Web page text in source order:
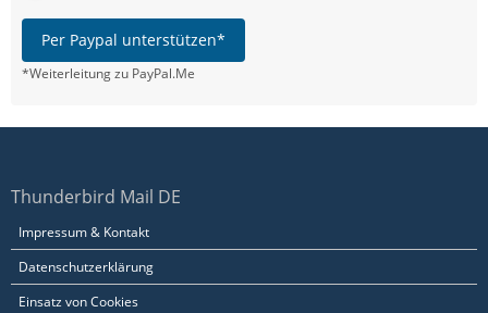
Per Paypal unterstützen*
*Weiterleitung zu PayPal.Me
Thunderbird Mail DE
Impressum & Kontakt
Datenschutzerklärung
Einsatz von Cookies